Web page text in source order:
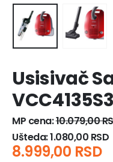
Usisivač
MP cena:10.079,00
Ušteda:1.080,00 RSD
8.999,00 RSD